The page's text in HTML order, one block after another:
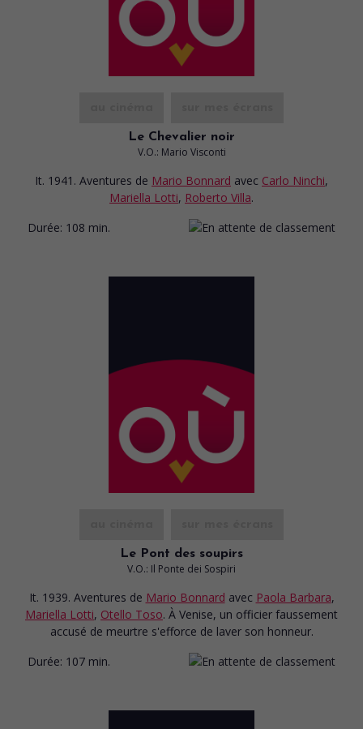
Le Chevalier noir
V.O.: Mario Visconti
It. 1941. Aventures de Mario Bonnard avec Carlo Ninchi,
Mariella Lotti, Roberto Villa.
Durée: 108 min.
Le Pont des soupirs
V.O.: Il Ponte dei Sospiri
It. 1939. Aventures de Mario Bonnard avec Paola Barbara,
Mariella Lotti, Otello Toso. À Venise, un officier faussement
accusé de meurtre s'efforce de laver son honneur.
Durée: 107 min.